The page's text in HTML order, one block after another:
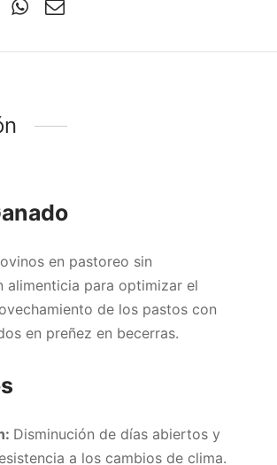
en pastoreo sin
alimenticia para optimizar el
de los pastos con
en preñez en becerras.
Disminución de días abiertos y
a los cambios de clima.